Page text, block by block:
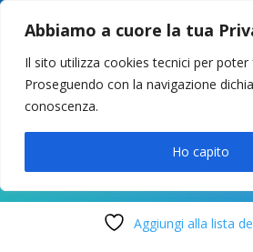
Abbiamo a cuore la tua
Il sito utilizza cookies tecnici per poter
Proseguendo con la navigazione
conoscenza.
Ho capito
049 8627946 –
LUN-VEN 9-12 /
Aggiungi alla lista